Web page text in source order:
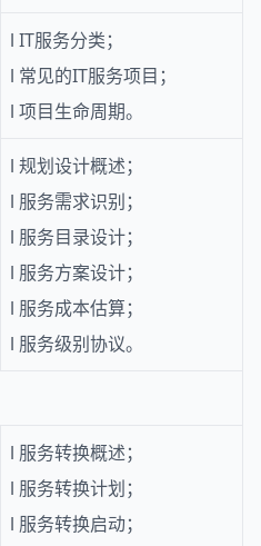
l IT服务分类；
l 常见的IT服务项目；
l 项目生命周期。
l 规划设计概述；
l 服务需求识别；
l 服务目录设计；
l 服务方案设计；
l 服务成本估算；
l 服务级别协议。
l 服务转换概述；
l 服务转换计划；
l 服务转换启动；